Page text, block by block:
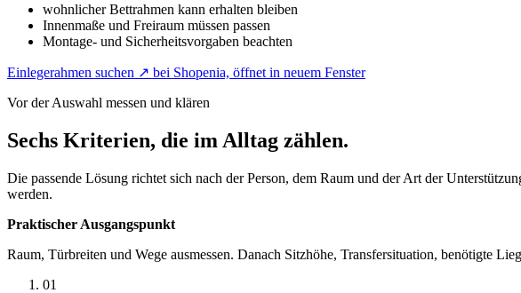
wohnlicher Bettrahmen kann erhalten bleiben
Innenmaße und Freiraum müssen passen
Montage- und Sicherheitsvorgaben beachten
Einlegerahmen suchen ↗ bei Shopenia, öffnet in neuem Fenster
Vor der Auswahl messen und klären
Sechs Kriterien, die im Alltag zählen.
Die passende Lösung richtet sich nach der Person, dem Raum und der Art der
werden.
Praktischer Ausgangspunkt
Raum, Türbreiten und Wege ausmessen. Danach Sitzhöhe, Transfersituation, benötigte
01